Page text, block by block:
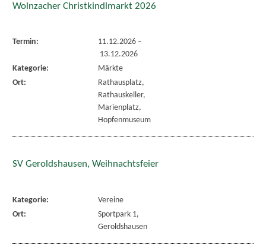
Wolnzacher Christkindlmarkt 2026
Termin: 11.12.2026–
13.12.2026
Kategorie:
Märkte
Ort:
Rathausplatz,
Rathauskeller,
Marienplatz,
Hopfenmuseum
SV Geroldshausen, Weihnachtsfeier
Kategorie:
Vereine
Ort:
Sportpark 1,
Geroldshausen